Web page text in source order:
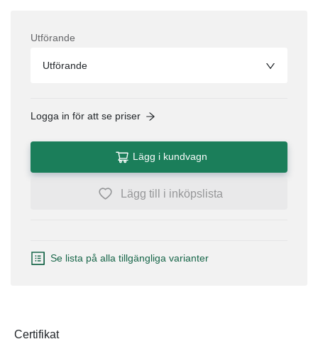
Utförande
Utförande
Logga in för att se priser
Lägg i kundvagn
Lägg till i inköpslista
Se lista på alla tillgängliga varianter
Certifikat